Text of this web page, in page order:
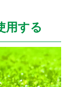
用する